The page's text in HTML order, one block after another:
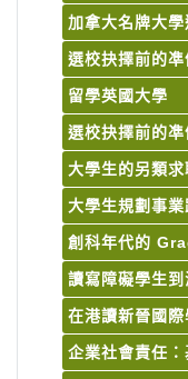
加拿大名牌大學
選校抉擇前的凖
留學英國大學
選校抉擇前的凖
大學生的另類求
大學生規劃事業
創科年代的
讀寫障礙學生
在港讀新晉國際
企業社會責任